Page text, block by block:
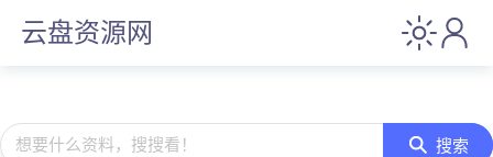
云盘资源网
想要什么资料，搜搜看！ 搜索